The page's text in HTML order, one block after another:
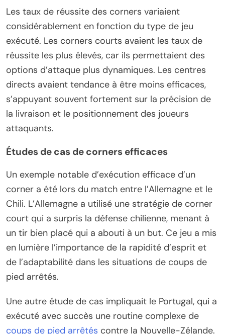
Les taux de réussite des corners variaient
considérablement en fonction du type de jeu
exécuté. Les corners courts avaient les taux de
réussite les plus élevés, car ils permettaient des
options d’attaque plus dynamiques. Les centres
directs avaient tendance à être moins efficaces,
s’appuyant souvent fortement sur la précision de
la livraison et le positionnement des joueurs
attaquants.
Études de cas de corners efficaces
Un exemple notable d’exécution efficace d’un
corner a été lors du match entre l’Allemagne et le
Chili. L’Allemagne a utilisé une stratégie de corner
court qui a surpris la défense chilienne, menant à
un tir bien placé qui a abouti à un but. Ce jeu a mis
en lumière l’importance de la rapidité d’esprit et
de l’adaptabilité dans les situations de coups de
pied arrêtés.
Une autre étude de cas impliquait le Portugal, qui a
exécuté avec succès une routine complexe de
coups de pied arrêtés contre la Nouvelle-Zélande.